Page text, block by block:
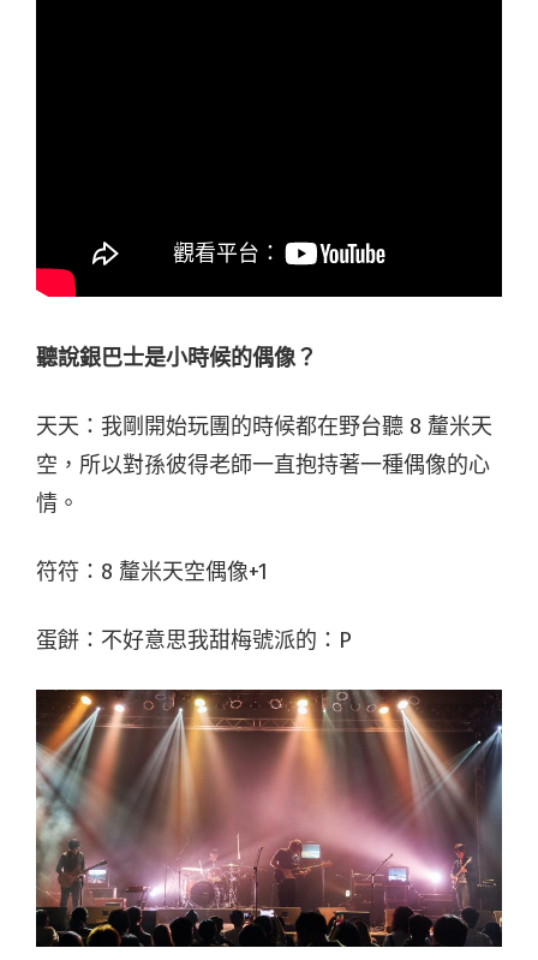
聽說銀巴士是小時候的偶像？
天天：我剛開始玩團的時候都在野台聽 8 釐米天
空，所以對孫彼得老師一直抱持著一種偶像的心
情。
符符：8 釐米天空偶像+1
蛋餅：不好意思我甜梅號派的：P